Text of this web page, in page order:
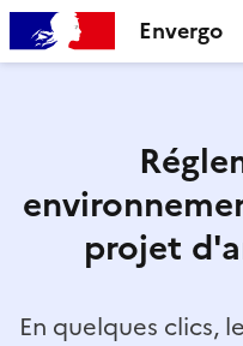
Envergo
projet
En quelques clics,